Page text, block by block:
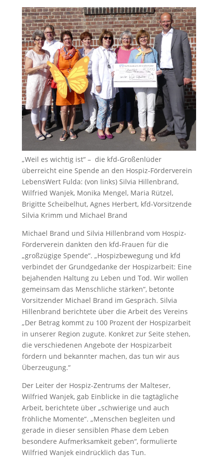
„Weil es wichtig ist“ – die kfd-Großenlüder
überreicht eine Spende an den Hospiz-Förderverein
LebensWert Fulda: (von links) Silvia Hillenbrand,
Wilfried Wanjek, Monika Mengel, Maria Rützel,
Brigitte Scheibelhut, Agnes Herbert, kfd-Vorsitzende
Silvia Krimm und Michael Brand
Michael Brand und Silvia Hillenbrand vom Hospiz-
Förderverein dankten den kfd-Frauen für die
„großzügige Spende“. „Hospizbewegung und kfd
verbindet der Grundgedanke der Hospizarbeit: Eine
bejahenden Haltung zu Leben und Tod. Wir wollen
gemeinsam das Menschliche stärken“, betonte
Vorsitzender Michael Brand im Gespräch. Silvia
Hillenbrand berichtete über die Arbeit des Vereins
„Der Betrag kommt zu 100 Prozent der Hospizarbeit
in unserer Region zugute. Konkret zur Seite stehen,
die verschiedenen Angebote der Hospizarbeit
fördern und bekannter machen, das tun wir aus
Überzeugung.“
Der Leiter der Hospiz-Zentrums der Malteser,
Wilfried Wanjek, gab Einblicke in die tagtägliche
Arbeit, berichtete über „schwierige und auch
fröhliche Momente“. „Menschen begleiten und
gerade in dieser sensiblen Phase dem Leben
besondere Aufmerksamkeit geben“, formulierte
Wilfried Wanjek eindrücklich das Tun.